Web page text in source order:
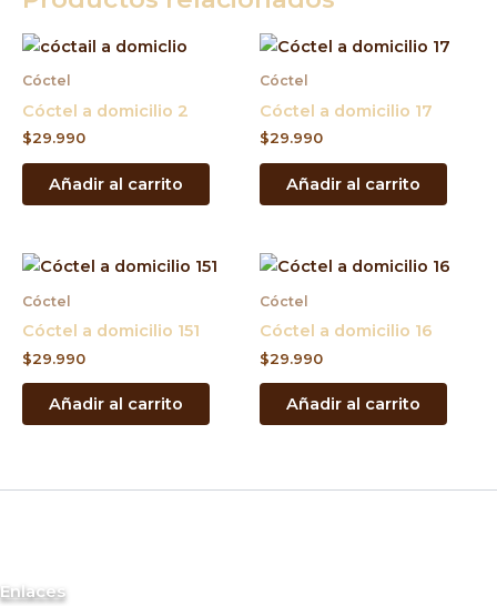
Cóctel
Cóctel a domicilio 2
$29.990
Añadir al carrito
Cóctel
Cóctel a domicilio 17
$29.990
Añadir al carrito
Cóctel
Cóctel a domicilio 151
$29.990
Añadir al carrito
Cóctel
Cóctel a domicilio 16
$29.990
Añadir al carrito
Enlaces